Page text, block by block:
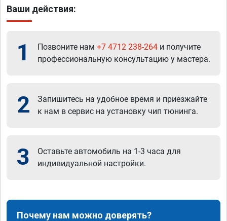
Ваши действия:
1 Позвоните нам +7 4712 238-264 и получите
профессиональную консультацию у мастера.
2
Запишитесь на удобное время и приезжайте
к нам в сервис на установку чип тюнинга.
3
Оставьте автомобиль на 1-3 часа для
индивидуальной настройки.
Почему нам можно доверять?